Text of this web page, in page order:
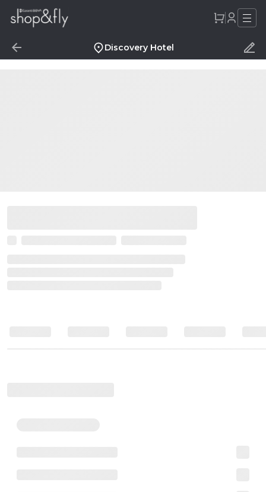
Discovery Hotel